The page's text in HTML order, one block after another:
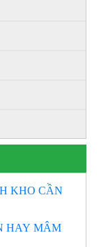
KHO CẦN
HAY MÂM